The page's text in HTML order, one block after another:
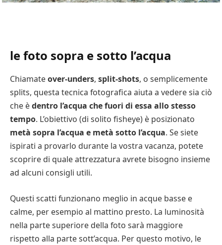
le foto sopra e sotto l’acqua
Chiamateover-unders, split-shots, o semplicemente
splits, questa tecnica fotografica aiuta a vedere sia ciò
che èdentro l’acqua che fuori di essa allo stesso
tempo. L’obiettivo (di solito fisheye) è posizionato
metà sopra l’acqua e metà sotto l’acqua. Se siete
ispirati a provarlo durante la vostra vacanza, potete
scoprire di quale attrezzatura avrete bisogno insieme
ad alcuni consigli utili.
Questi scatti funzionano meglio in acque basse e
calme, per esempio al mattino presto. La luminosità
nella parte superiore della foto sarà maggiore
rispetto alla parte sott’acqua. Per questo motivo, le